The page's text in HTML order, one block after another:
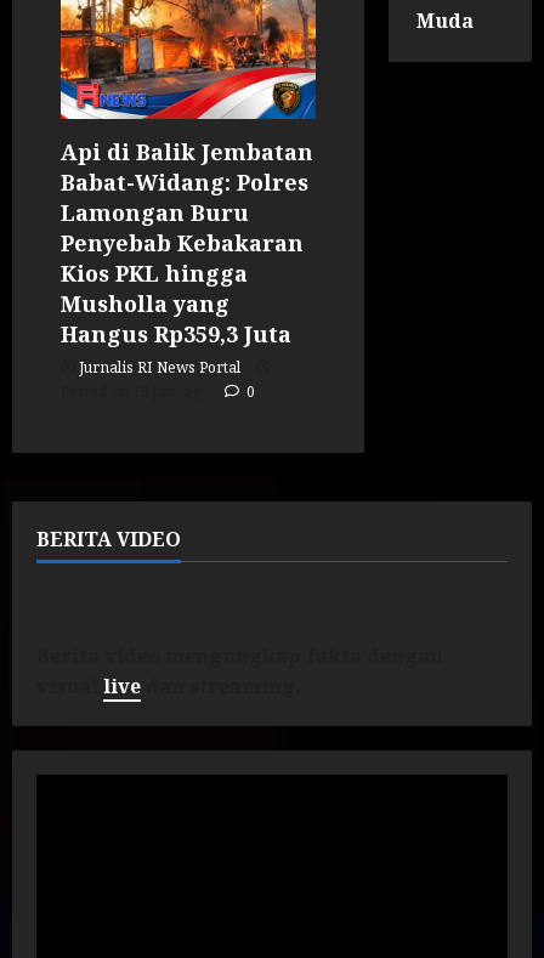
Api di Balik Jembatan
Babat-Widang: Polres
Lamongan Buru
Penyebab Kebakaran
Kios PKL hingga
Musholla yang
Hangus Rp359,3 Juta
Jurnalis RI News Portal
0
Muda
BERITA VIDEO
live